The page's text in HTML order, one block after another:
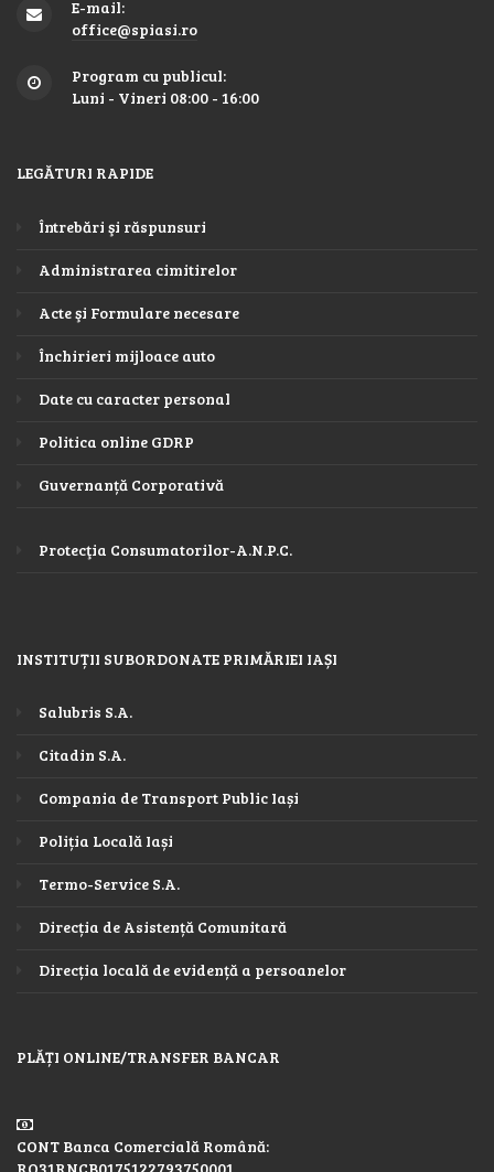
E-mail:
office@spiasi.ro
Program cu publicul:
Luni - Vineri 08:00 - 16:00
LEGĂTURI RAPIDE
Întrebări şi răspunsuri
Administrarea cimitirelor
Acte şi Formulare necesare
Închirieri mijloace auto
Date cu caracter personal
Politica online GDRP
Guvernanță Corporativă
Protecţia Consumatorilor-A.N.P.C.
INSTITUȚII SUBORDONATE PRIMĂRIEI IAȘI
Salubris S.A.
Citadin S.A.
Compania de Transport Public Iași
Poliția Locală Iași
Termo-Service S.A.
Direcția de Asistență Comunitară
Direcția locală de evidență a persoanelor
PLĂȚI ONLINE/TRANSFER BANCAR
CONT Banca Comercială Română:
RO31RNCB0175122793750001